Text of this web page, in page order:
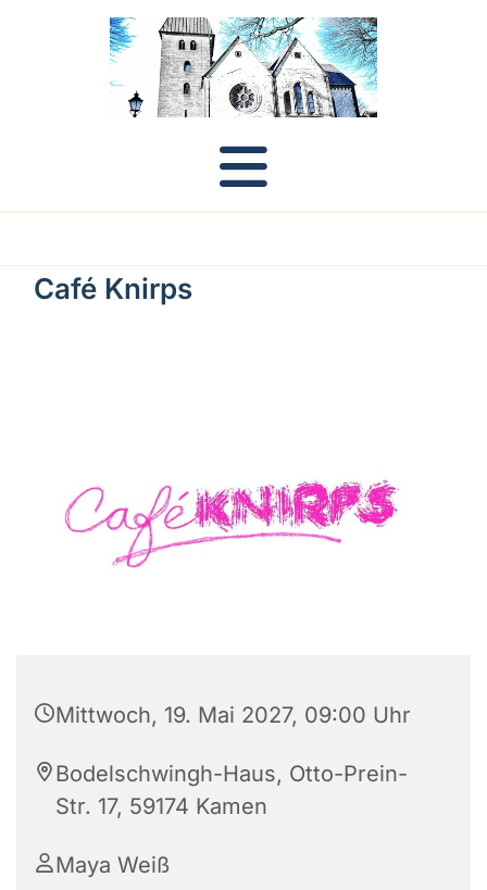
Café Knirps
Mittwoch, 19. Mai 2027, 09:00 Uhr
Bodelschwingh-Haus, Otto-Prein-
Str. 17, 59174 Kamen
Maya Weiß